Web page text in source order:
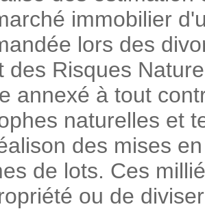
immobilier
lors des
des Risques
annexé à tout
naturelles et
des mises
de lots. Ces
ou de